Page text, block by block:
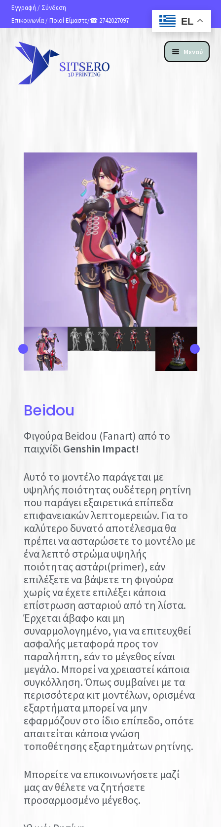
Εγγραφή / Σύνδεση
Επικοινωνία/ Ποιοί Είμαστε/☎ 2742027097
Μενού
ΚΑΤΑΣΚΕΥΗ ΙΣΤΟΣΕΛΙΔΩΝ
Beidou
Φιγούρα Beidou (Fanart) από το
παιχνίδιGenshin Impact!
Αυτό το μοντέλο παράγεται με
υψηλής ποιότητας ουδέτερη ρητίνη
που παράγει εξαιρετικά επίπεδα
επιφανειακών λεπτομερειών. Για το
καλύτερο δυνατό αποτέλεσμα θα
πρέπει να ασταρώσετε το μοντέλο με
ένα λεπτό στρώμα υψηλής
ποιότητας αστάρι(primer), εάν
επιλέξετε να βάψετε τη φιγούρα
χωρίς να έχετε επιλέξει κάποια
επίστρωση ασταριού από τη λίστα.
Έρχεται άβαφο και μη
συναρμολογημένο, για να επιτευχθεί
ασφαλής μεταφορά προς τον
παραλήπτη, εάν το μέγεθος είναι
μεγάλο. Μπορεί να χρειαστεί κάποια
συγκόλληση. Όπως συμβαίνει με τα
περισσότερα κιτ μοντέλων, ορισμένα
εξαρτήματα μπορεί να μην
εφαρμόζουν στο ίδιο επίπεδο, οπότε
απαιτείται κάποια γνώση
τοποθέτησης εξαρτημάτων ρητίνης.
Μπορείτε να επικοινωνήσετε μαζί
μας αν θέλετε να ζητήσετε
προσαρμοσμένο μέγεθος.
EL